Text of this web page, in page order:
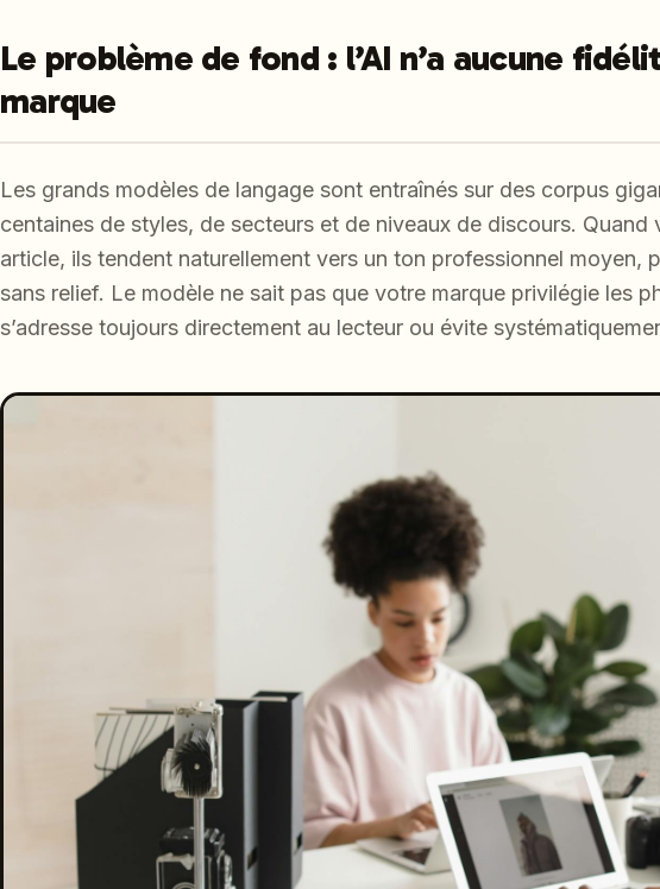
Le problème de fond : l’AI n’a aucune
marque
Les grands modèles de langage sont entraînés sur des corpus
centaines de styles, de secteurs et de niveaux de discours. Quand
article, ils tendent naturellement vers un ton professionnel moyen,
sans relief. Le modèle ne sait pas que votre marque privilégie les
s’adresse toujours directement au lecteur ou évite